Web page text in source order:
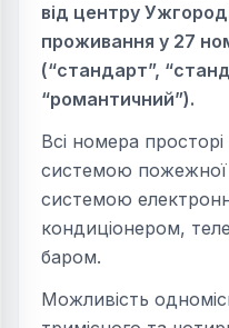
від центру
проживання у 27
(“стандарт”,
“романтичний”).
Всі номера
системою пожежної
системою
кондиціонером,
баром.
Можливість